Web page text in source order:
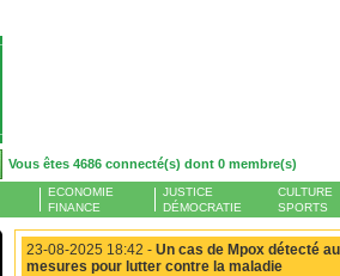
Vous êtes 4686 connecté(s) dont 0 membre(s)
ECONOMIE
FINANCE
JUSTICE
DÉMOCRATIE
CULTURE
SPORTS
23-08-2025 18:42 - Un cas de Mpox détecté
mesures pour lutter contre la maladie